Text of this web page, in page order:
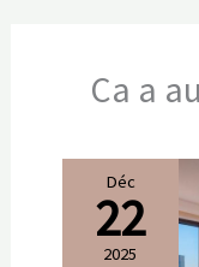
Ca a
Déc
22
2025